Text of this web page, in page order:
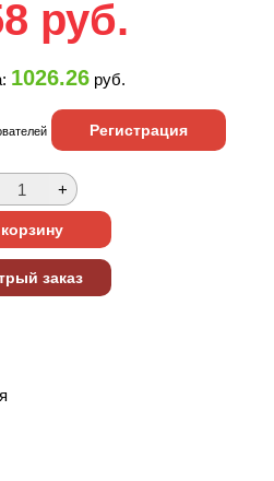
руб.
1026.26 руб.
Регистрация